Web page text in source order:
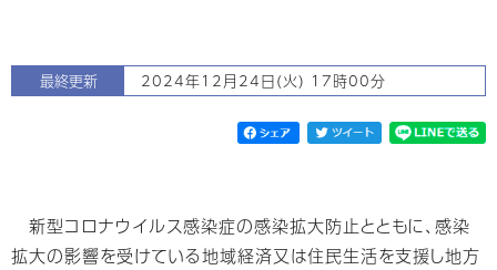
最終更新 2024年12月24日(火) 17時00分
新型コロナウイルス感染症の感染拡大防止とともに、感染
拡大の影響を受けている地域経済又は住民生活を支援し地方